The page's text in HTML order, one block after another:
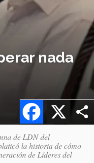
nada
X
Facebook
de LDN del
la historia de cómo
de Líderes del